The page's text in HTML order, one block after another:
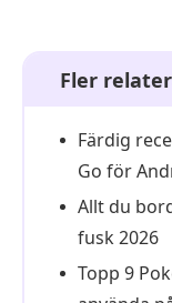
Fler
Färdig
Go för
Allt du
fusk 2026
Topp 9